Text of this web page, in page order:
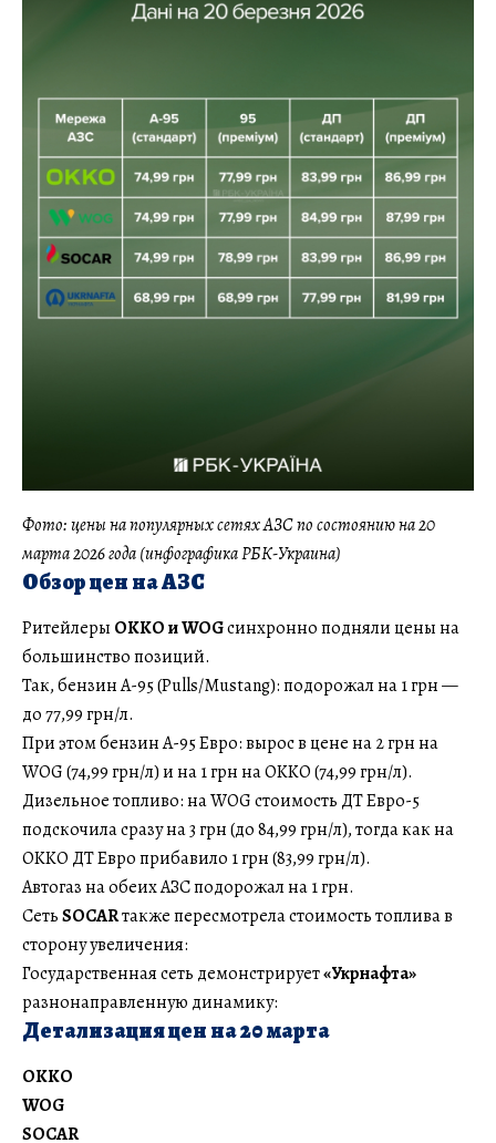
Фото: цены на популярных сетях АЗС по состоянию на 20
марта 2026 года (инфографика РБК-Украина)
Обзор цен на АЗС
Ритейлеры OKKO и WOGсинхронно подняли цены на
большинство позиций.
Так, бензин А-95 (Pulls/Mustang): подорожал на 1 грн —
до 77,99 грн/л.
При этом бензин А-95 Евро: вырос в цене на 2 грн на
WOG (74,99 грн/л) и на 1 грн на OKKO (74,99 грн/л).
Дизельное топливо: на WOG стоимость ДТ Евро-5
подскочила сразу на 3 грн (до 84,99 грн/л), тогда как на
OKKO ДТ Евро прибавило 1 грн (83,99 грн/л).
Автогаз на обеих АЗС подорожал на 1 грн.
СетьSOCARтакже пересмотрела стоимость топлива в
сторону увеличения:
Государственная сеть демонстрирует«Укрнафта»
разнонаправленную динамику:
Детализация цен на 20 марта
OKKO
WOG
SOCAR